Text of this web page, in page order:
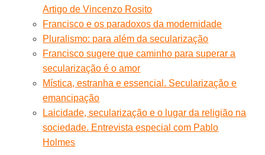
Artigo de Vincenzo Rosito
Francisco e os paradoxos da modernidade
Pluralismo: para além da secularização
Francisco sugere que caminho para superar a
secularização é o amor
Mística, estranha e essencial. Secularização e
emancipação
Laicidade, secularização e o lugar da religião na
sociedade. Entrevista especial com Pablo
Holmes